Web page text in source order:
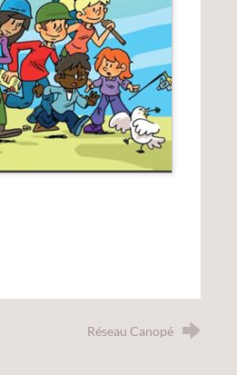
Réseau Canopé